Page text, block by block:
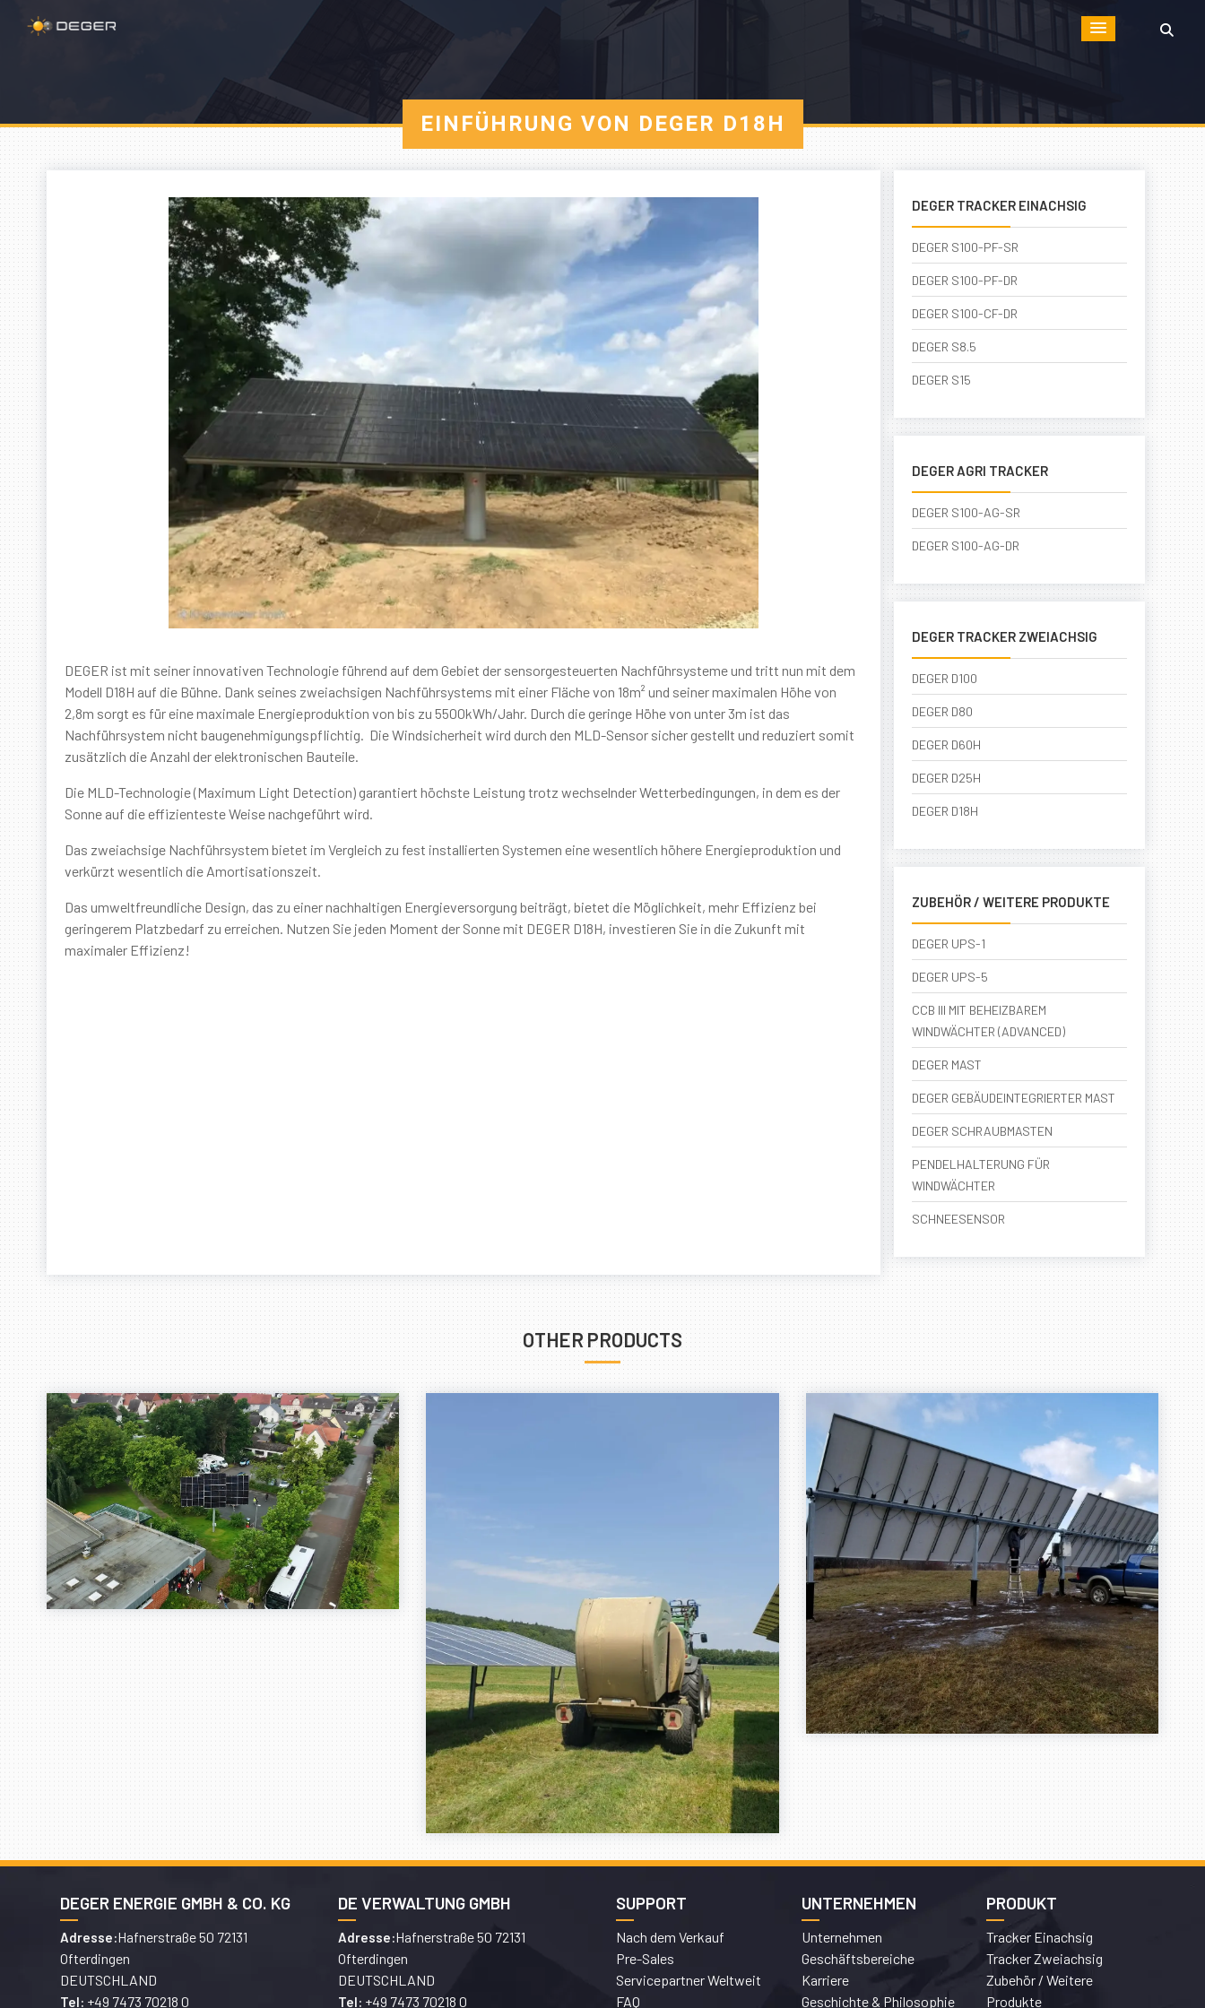
EINFÜHRUNG VON DEGER D18H
DEGER ist mit seiner innovativen Technologie führend auf dem Gebiet der sensorgesteuerten Nachführsysteme und tritt nun mit dem
Modell D18H auf die Bühne. Dank seines zweiachsigen Nachführsystems mit einer Fläche von 18m² und seiner maximalen Höhe von
2,8m sorgt es für eine maximale Energieproduktion von bis zu 5500kWh/Jahr. Durch die geringe Höhe von unter 3m ist das
Nachführsystem nicht baugenehmigungspflichtig. Die Windsicherheit wird durch den MLD-Sensor sicher gestellt und reduziert somit
zusätzlich die Anzahl der elektronischen Bauteile.
Die MLD-Technologie (Maximum Light Detection) garantiert höchste Leistung trotz wechselnder Wetterbedingungen, in dem es der
Sonne auf die effizienteste Weise nachgeführt wird.
Das zweiachsige Nachführsystem bietet im Vergleich zu fest installierten Systemen eine wesentlich höhere Energieproduktion und
verkürzt wesentlich die Amortisationszeit.
Das umweltfreundliche Design, das zu einer nachhaltigen Energieversorgung beiträgt, bietet die Möglichkeit, mehr Effizienz bei
geringerem Platzbedarf zu erreichen. Nutzen Sie jeden Moment der Sonne mit DEGER D18H, investieren Sie in die Zukunft mit
maximaler Effizienz!
DEGER TRACKER EINACHSIG
DEGER S100-PF-SR
DEGER S100-PF-DR
DEGER S100-CF-DR
DEGER S8.5
DEGER S15
DEGER AGRI TRACKER
DEGER S100-AG-SR
DEGER S100-AG-DR
DEGER TRACKER ZWEIACHSIG
DEGER D100
DEGER D80
DEGER D60H
DEGER D25H
DEGER D18H
ZUBEHÖR / WEITERE PRODUKTE
DEGER UPS-1
DEGER UPS-5
CCB III MIT BEHEIZBAREM
WINDWÄCHTER (ADVANCED)
DEGER MAST
DEGER GEBÄUDEINTEGRIERTER MAST
DEGER SCHRAUBMASTEN
PENDELHALTERUNG FÜR
WINDWÄCHTER
SCHNEESENSOR
OTHER PRODUCTS
DEGER ENERGIE GMBH & CO. KG
Adresse:Hafnerstraße 50 72131
Ofterdingen
DEUTSCHLAND
Tel: +49 7473 70218 0
DE VERWALTUNG GMBH
Adresse:Hafnerstraße 50 72131
Ofterdingen
DEUTSCHLAND
Tel: +49 7473 70218 0
SUPPORT
Nach dem Verkauf
Pre-Sales
Servicepartner Weltweit
FAQ
UNTERNEHMEN
Unternehmen
Geschäftsbereiche
Karriere
Geschichte & Philosophie
PRODUKT
Tracker Einachsig
Tracker Zweiachsig
Zubehör / Weitere
Produkte